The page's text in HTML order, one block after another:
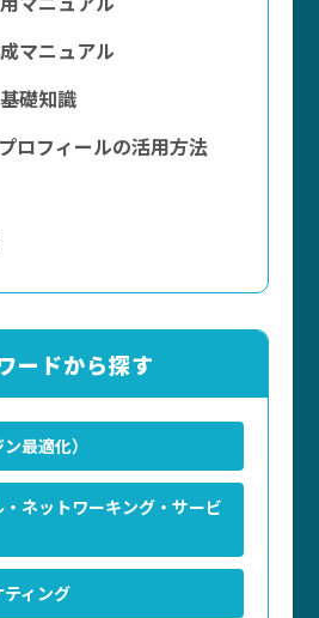
マニュアル
礎知識
ロフィールの活用方法
ードから探す
最適化）
ネットワーキング・サービ
ィング